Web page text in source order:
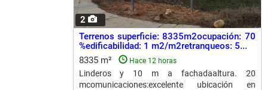
2
Terrenos superficie: 8335m2ocupación: 70
%edificabilidad: 1 m2/m2retranqueos: 5...
8335 m²
Hace 12 horas
Linderos y 10 m a fachadaaltura. 20
mcomunicaciones:excelente ubicación en